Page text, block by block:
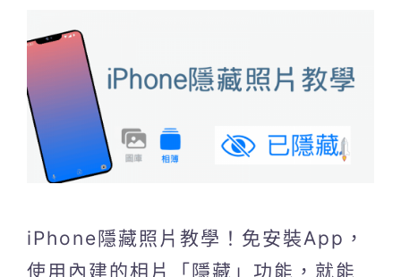
iPhone隱藏照片教學！免安裝App，
使用內建的相片「隱藏」功能，就能